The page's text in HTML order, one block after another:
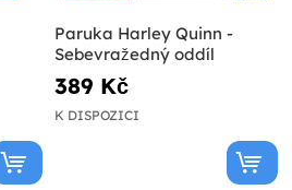
Paruka Harley Quinn -
Sebevražedný oddíl
389 Kč
K DISPOZICI